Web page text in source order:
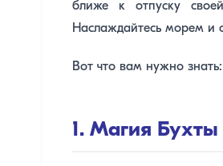
ближе к отпуску
Наслаждайтесь морем и
Вот что вам нужно знать:
1. Магия